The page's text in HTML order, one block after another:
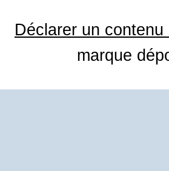
Déclarer un contenu
marque